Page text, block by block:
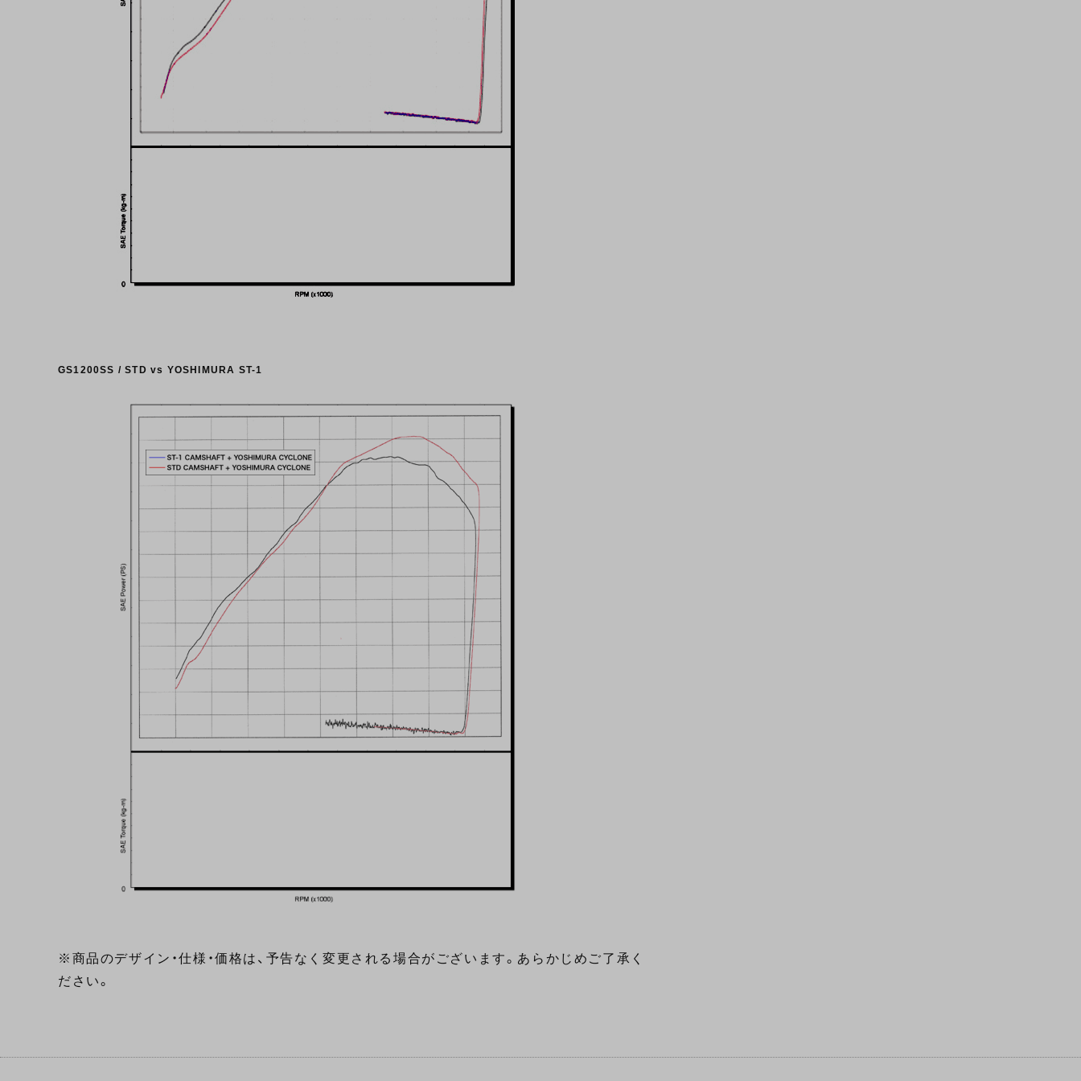
GS1200SS / STD vs YOSHIMURA ST-1
※商品のデザイン・仕様・価格は、予告なく変更される場合がございます。あらかじめご了承く
ださい。